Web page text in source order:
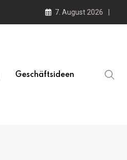
7. August 2026
Geschäftsideen